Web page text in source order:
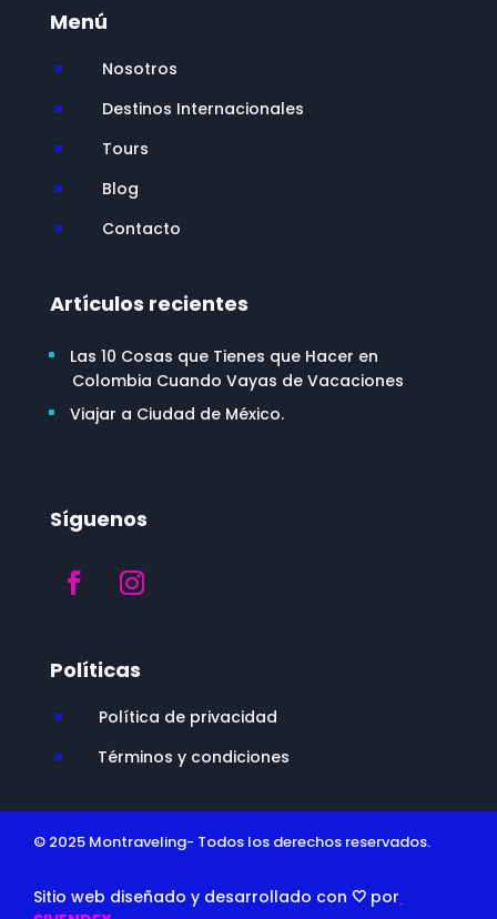
Menú
^ Nosotros
^ Destinos Internacionales
^ Tours
^ Blog
^ Contacto
Artículos recientes
Las 10 Cosas que Tienes que Hacer en
Colombia Cuando Vayas de Vacaciones
Viajar a Ciudad de México.
Síguenos
Políticas
^ Política de privacidad
^ Términos y condiciones
© 2025 Montraveling- Todos los derechos reservados.
Sitio web diseñado y desarrollado con 🤍 por